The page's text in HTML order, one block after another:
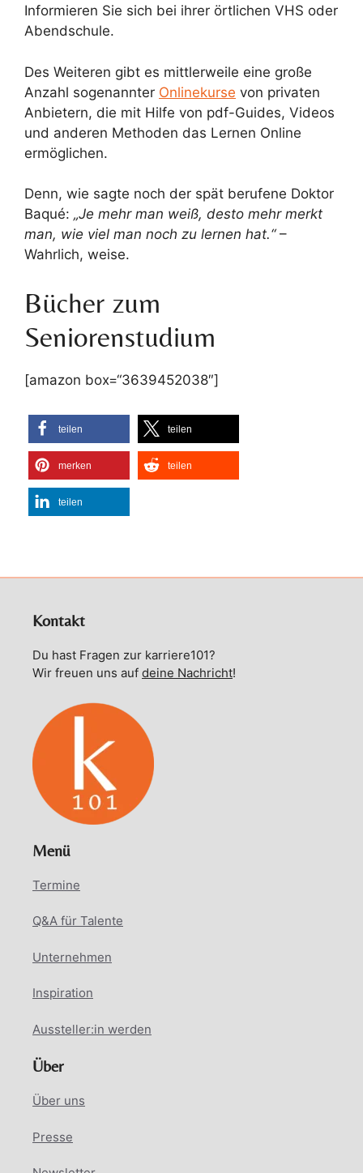
Informieren Sie sich bei ihrer örtlichen VHS oder
Abendschule.
Des Weiteren gibt es mittlerweile eine große
Anzahl sogenannter Onlinekurse von privaten
Anbietern, die mit Hilfe von pdf-Guides, Videos
und anderen Methoden das Lernen Online
ermöglichen.
Denn, wie sagte noch der spät berufene Doktor
Baqué: „Je mehr man weiß, desto mehr merkt
man, wie viel man noch zu lernen hat.“–
Wahrlich, weise.
Bücher zum
Seniorenstudium
[amazon box=“3639452038″]
teilen teilen
merken teilen
teilen
Kontakt
Du hast Fragen zur karriere101?
Wir freuen uns auf deine Nachricht!
Menü
Termine
Q&A für Talente
Unternehmen
Inspiration
Aussteller:in werden
Über
Über uns
Presse